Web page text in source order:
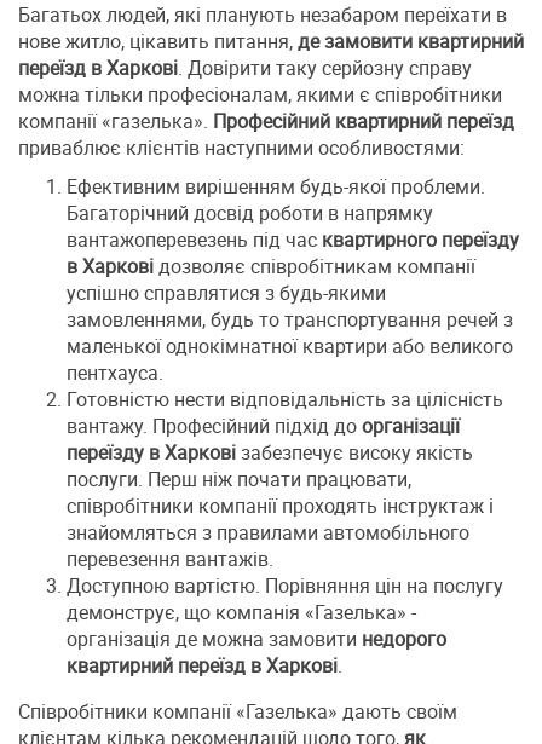
Багатьох людей, які планують незабаром переїхати в
нове житло, цікавить питання, де замовити квартирний
переїзд в Харкові. Довірити таку серйозну справу
можна тільки професіоналам, якими є співробітники
компанії «газелька». Професійний квартирний переїзд
приваблює клієнтів наступними особливостями:
Ефективним вирішенням будь-якої проблеми.
Багаторічний досвід роботи в напрямку
вантажоперевезень під час квартирного переїзду
в Харкові дозволяє співробітникам компанії
успішно справлятися з будь-якими
замовленнями, будь то транспортування речей з
маленької однокімнатної квартири або великого
пентхауса.
Готовністю нести відповідальність за цілісність
вантажу. Професійний підхід до організації
переїзду в Харкові забезпечує високу якість
послуги. Перш ніж почати працювати,
співробітники компанії проходять інструктаж і
знайомляться з правилами автомобільного
перевезення вантажів.
Доступною вартістю. Порівняння цін на послугу
демонструє, що компанія «Газелька» -
організація де можна замовити недорого
квартирний переїзд в Харкові.
Співробітники компанії «Газелька» дають своїм
клієнтам кілька рекомендацій щодо того, як